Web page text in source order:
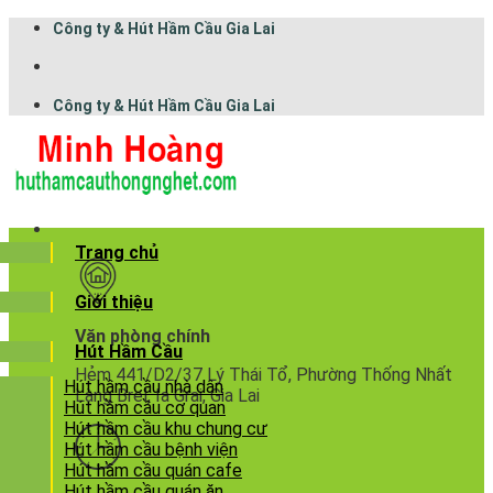
Công ty & Hút Hầm Cầu Gia Lai
Công ty & Hút Hầm Cầu Gia Lai
Văn phòng chính
Hẻm 441/D2/37 Lý Thái Tổ, Phường Thống Nhất
Làng Brel, Ia Grai, Gia Lai
Trang chủ
Giới thiệu
Hút Hầm Cầu
Hút hầm cầu nhà dân
Hút hầm cầu cơ quan
Hút hầm cầu khu chung cư
Hút hầm cầu bệnh viện
Hút hầm cầu quán cafe